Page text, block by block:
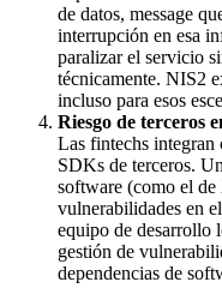
de datos, message
interrupción en esa
paralizar el servicio
técnicamente. NIS2
incluso para esos
Riesgo de terceros
Las fintechs integran
SDKs de terceros.
software (como el
vulnerabilidades en
equipo de desarrollo
gestión de
dependencias de